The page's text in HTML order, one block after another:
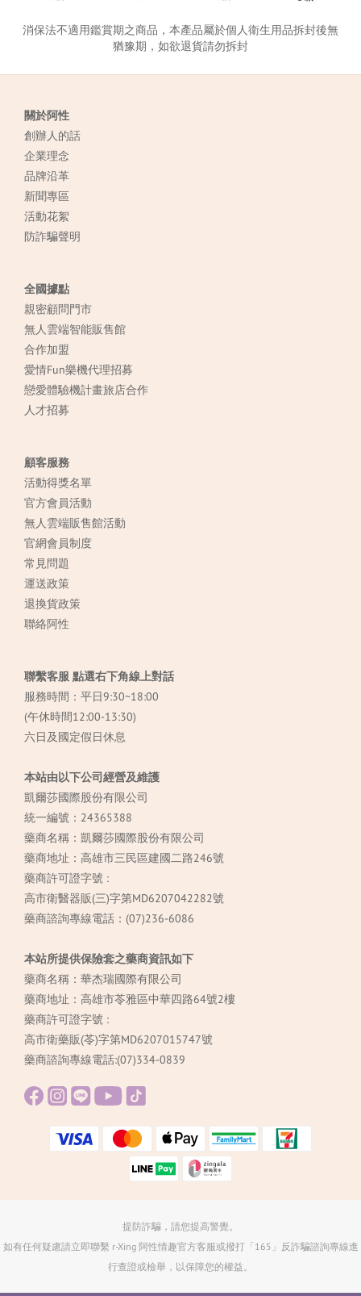
消保法不適用鑑賞期之商品，本產品屬於個人衛生用品拆封後無
猶豫期，如欲退貨請勿拆封
關於阿性
創辦人的話
企業理念
品牌沿革
新聞專區
活動花絮
防詐騙聲明
全國據點
親密顧問門市
無人雲端智能販售館
合作加盟
愛情Fun樂機代理招募
戀愛體驗機計畫旅店合作
人才招募
顧客服務
活動得獎名單
官方會員活動
無人雲端販售館活動
官網會員制度
常見問題
運送政策
退換貨政策
聯絡阿性
聯繫客服 點選右下角線上對話
服務時間：平日9:30~18:00
(午休時間12:00-13:30)
六日及國定假日休息
本站由以下公司經營及維護
凱爾莎國際股份有限公司
統一編號：24365388
藥商名稱：凱爾莎國際股份有限公司
藥商地址：高雄市三民區建國二路246號
藥商許可證字號 :
高市衛醫器販(三)字第MD6207042282號
藥商諮詢專線電話：(07)236-6086
本站所提供保險套之藥商資訊如下
藥商名稱：華杰瑞國際有限公司
藥商地址：高雄市苓雅區中華四路64號2樓
藥商許可證字號 :
高市衛藥販(苓)字第MD6207015747號
藥商諮詢專線電話:(07)334-0839
提防詐騙，請您提高警覺。
如有任何疑慮請立即聯繫 r-Xing 阿性情趣官方客服或撥打「165」反詐騙諮詢專線進
行查證或檢舉，以保障您的權益。